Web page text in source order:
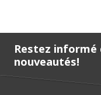
Restez
nouveautés!